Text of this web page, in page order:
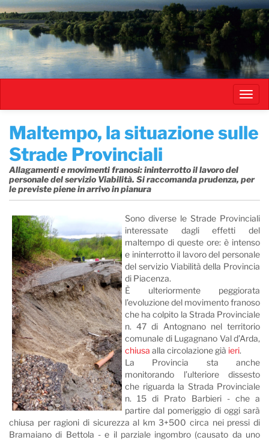
Salta
al
contenuto
principale
Maltempo, la situazione sulle
Strade Provinciali
Allagamenti e movimenti franosi: ininterrotto il lavoro del
personale del servizio Viabilità. Si raccomanda prudenza, per
le previste piene in arrivo in pianura
Sono diverse le Strade Provinciali
interessate dagli effetti del
maltempo di queste ore: è intenso
e ininterrotto il lavoro del personale
del servizio Viabilità della Provincia
di Piacenza.
È ulteriormente peggiorata
l’evoluzione del movimento franoso
che ha colpito la Strada Provinciale
n. 47 di Antognano nel territorio
comunale di Lugagnano Val d’Arda,
chiusa alla circolazione già ieri.
La Provincia sta anche
monitorando l’ulteriore dissesto
che riguarda la Strada Provinciale
n. 15 di Prato Barbieri - che a
partire dal pomeriggio di oggi sarà
chiusa per ragioni di sicurezza al km 3+500 circa nei pressi di
Bramaiano di Bettola - e il parziale ingombro (causato da uno